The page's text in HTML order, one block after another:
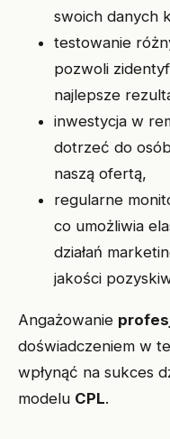
swoich danych
testowanie
pozwoli
najlepsze
inwestycja w
dotrzeć do
naszą ofertą,
regularne
co umożliwia
działań
jakości
Angażowanie
doświadczeniem w
wpłynąć na sukces
modelu CPL.